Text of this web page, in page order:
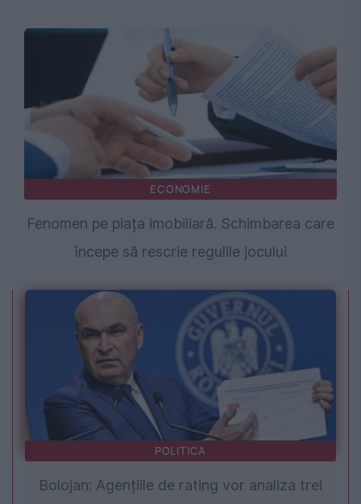
ECONOMIE
Fenomen pe piața imobiliară. Schimbarea care
începe să rescrie regulile jocului
POLITICA
Bolojan: Agențiile de rating vor analiza trei